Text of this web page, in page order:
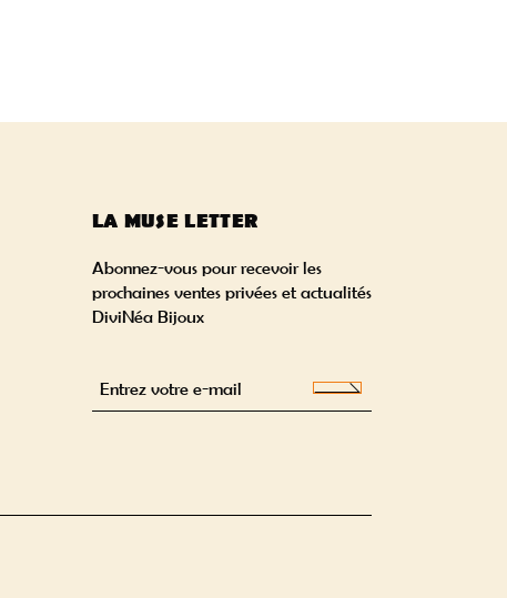
LA MUSE LETTER
Abonnez-vous pour recevoir les
prochaines ventes privées et actualités
DiviNéa Bijoux